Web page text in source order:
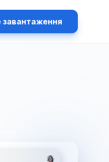
завантаження